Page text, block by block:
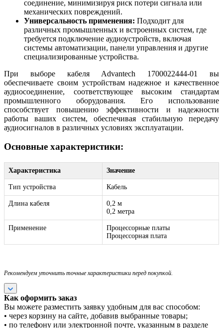
соединение, минимизируя риск потери сигнала или
механических повреждений.
Универсальность применения: Подходит для
различных промышленных и встроенных систем, где
требуется подключение аудиоустройств, включая
системы автоматизации, панели управления и другие
специализированные устройства.
При выборе кабеля Advantech 1700022444-01 вы
обеспечиваете своим устройствам надежное и качественное
аудиосоединение, соответствующее высоким стандартам
промышленного оборудования. Его использование
способствует повышению эффективности и надежности
работы ваших систем, обеспечивая стабильную передачу
аудиосигналов в различных условиях эксплуатации.
Основные характеристики:
Характеристика Значение
Тип устройства Кабель
Длина кабеля
0,2 м
0,2 метра
Применение
Процессорные платы
Процессорная плата
Рекомендуем уточнить точные характеристики перед покупкой.
Как оформить заказ
Вы можете разместить заявку удобным для вас способом:
• через корзину на сайте, добавив выбранные товары;
• по телефону или электронной почте, указанным в разделе